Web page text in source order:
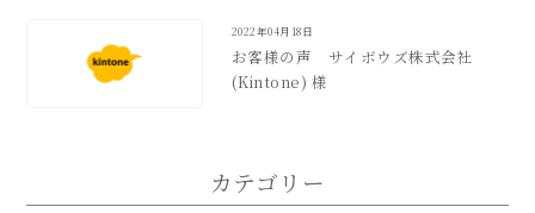
2022年04月18日
お客様の声 サイボウズ株式会社
(Kintone) 様
カテゴリー